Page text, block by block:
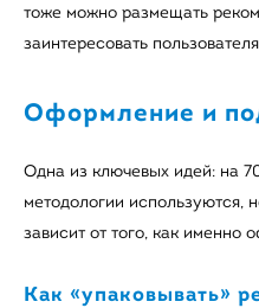
тоже можно размещать
заинтересовать
Оформление и
Одна из ключевых идей: на
методологии используются,
зависит от того, как
Как «упаковывать»